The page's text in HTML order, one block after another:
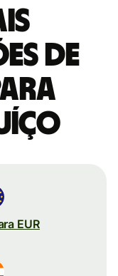
de
EUR